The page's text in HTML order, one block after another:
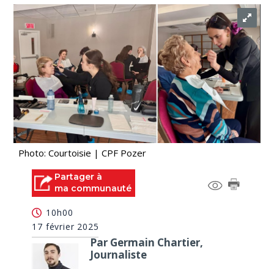
Photo: Courtoisie | CPF Pozer
Partager à
ma communauté
10h00
17 février 2025
Par Germain Chartier,
Journaliste